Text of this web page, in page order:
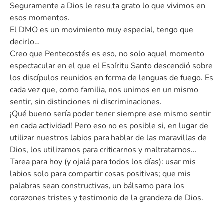
Seguramente a Dios le resulta grato lo que vivimos en
esos momentos.
El DMO es un movimiento muy especial, tengo que
decirlo…
Creo que Pentecostés es eso, no solo aquel momento
espectacular en el que el Espíritu Santo descendió sobre
los discípulos reunidos en forma de lenguas de fuego. Es
cada vez que, como familia, nos unimos en un mismo
sentir, sin distinciones ni discriminaciones.
¡Qué bueno sería poder tener siempre ese mismo sentir
en cada actividad! Pero eso no es posible si, en lugar de
utilizar nuestros labios para hablar de las maravillas de
Dios, los utilizamos para criticarnos y maltratarnos…
Tarea para hoy (y ojalá para todos los días): usar mis
labios solo para compartir cosas positivas; que mis
palabras sean constructivas, un bálsamo para los
corazones tristes y testimonio de la grandeza de Dios.